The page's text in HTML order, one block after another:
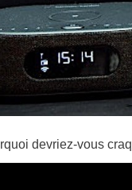
devriez-vous